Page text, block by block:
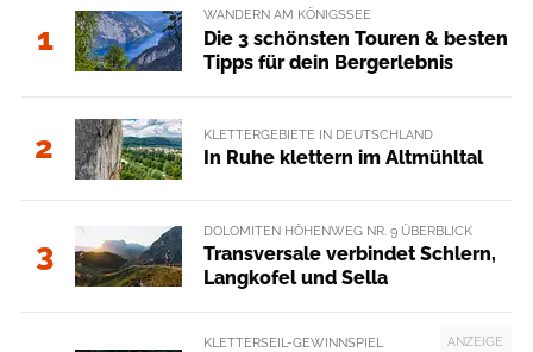
1
WANDERN AM KÖNIGSSEE
Die 3 schönsten Touren & besten
Tipps für dein Bergerlebnis
2 KLETTERGEBIETE IN DEUTSCHLAND
In Ruhe klettern im Altmühltal
3
DOLOMITEN HÖHENWEG NR. 9 ÜBERBLICK
Transversale verbindet Schlern,
Langkofel und Sella
ANZEIGE
KLETTERSEIL-GEWINNSPIEL